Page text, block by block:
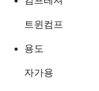
트윈컴프
용도
자가용